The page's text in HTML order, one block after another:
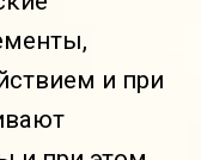
и при